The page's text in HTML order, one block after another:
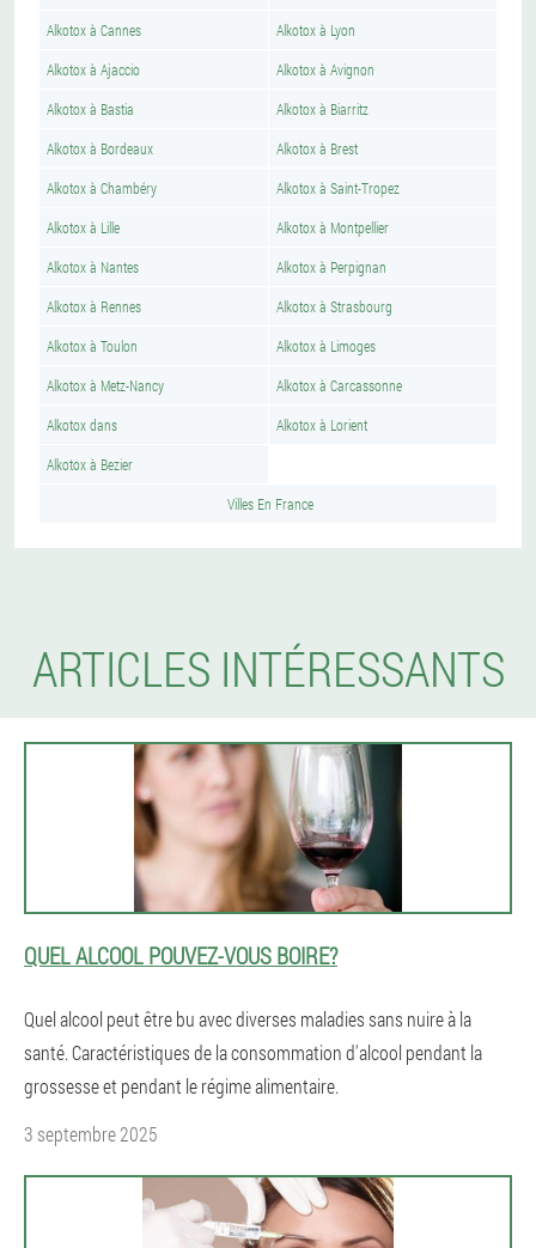
Alkotox à Cannes Alkotox à Lyon
Alkotox à Ajaccio Alkotox à Avignon
Alkotox à Bastia Alkotox à Biarritz
Alkotox à Bordeaux Alkotox à Brest
Alkotox à Chambéry Alkotox à Saint-Tropez
Alkotox à Lille Alkotox à Montpellier
Alkotox à Nantes Alkotox à Perpignan
Alkotox à Rennes Alkotox à Strasbourg
Alkotox à Toulon Alkotox à Limoges
Alkotox à Metz-Nancy Alkotox à Carcassonne
Alkotox dans Alkotox à Lorient
Alkotox à Bezier
Villes En France
ARTICLES INTÉRESSANTS
QUEL ALCOOL POUVEZ-VOUS BOIRE?
Quel alcool peut être bu avec diverses maladies sans nuire à la
santé. Caractéristiques de la consommation d'alcool pendant la
grossesse et pendant le régime alimentaire.
3 septembre 2025